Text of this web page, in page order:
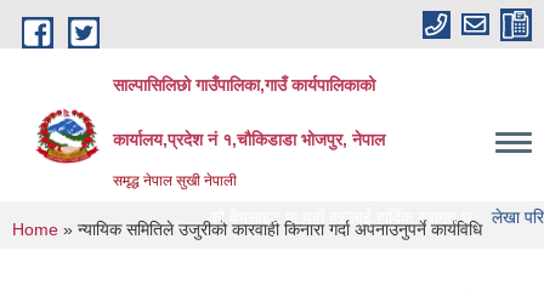
Skip to main content
साल्पासिलिछो गाउँपालिका,गाउँ कार्यपालिकाको
कार्यालय,प्रदेश नं १,चौकिडाडा भोजपुर, नेपाल
समृद्ध नेपाल सुखी नेपाली
गाउँपालिका को वेभसाइट मा यहाँ हरुलाई हार्दिक स्वागत छ लेखा परिक्षण गर्ने
You are here
Home » न्यायिक समितिले उजुरीको कारवाही किनारा गर्दा अपनाउनुपर्ने कार्यविधि